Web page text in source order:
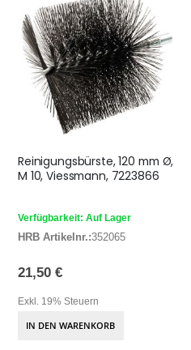
Reinigungsbürste, 120 mm Ø,
M 10, Viessmann, 7223866
Verfügbarkeit: Auf Lager
HRB Artikelnr.:352065
21,50 €
Exkl. 19% Steuern
IN DEN WARENKORB